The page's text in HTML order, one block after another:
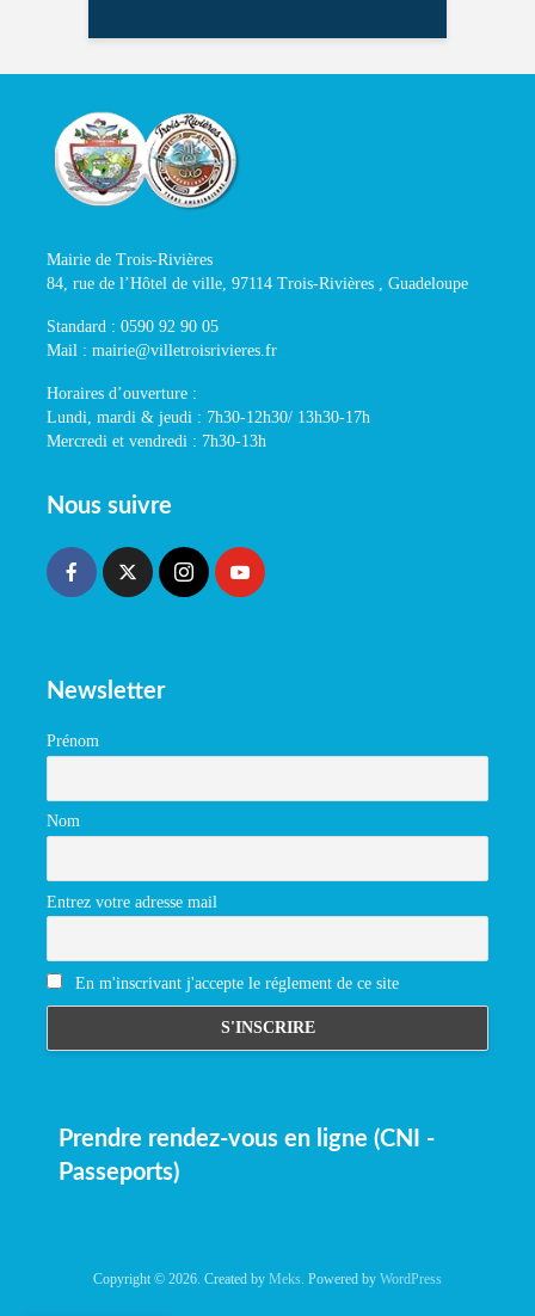
Mairie de Trois-Rivières
84, rue de l’Hôtel de ville, 97114 Trois-Rivières , Guadeloupe
Standard : 0590 92 90 05
Mail : mairie@villetroisrivieres.fr
Horaires d’ouverture :
Lundi, mardi & jeudi : 7h30-12h30/ 13h30-17h
Mercredi et vendredi : 7h30-13h
Nous suivre
Newsletter
Prénom
Nom
Entrez votre adresse mail
En m'inscrivant j'accepte le réglement de ce site
Prendre rendez-vous en ligne (CNI -
Passeports)
Copyright © 2026. Created by Meks . Powered by WordPress